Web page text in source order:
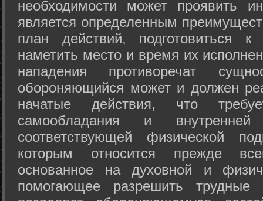
необходимости может проявить
является определенным
план действий, подготовиться
наметить место и время их
нападения противоречат
обороняющийся может и должен
начатые действия, что
самообладания и
соответствующей физической
которым относится прежде
основанное на духовной и
помогающее разрешить